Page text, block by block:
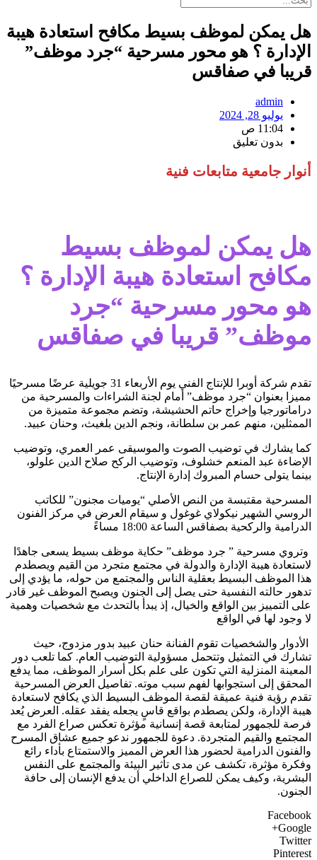
هل يمكن لموظف بسيط مكافح استعادة هيبة
الإدارة ؟ هو محور مسرحية “جرد موظف”
قريبا في صفاقس
admin
يوليو 28, 2024
11:04 ص
بدون تعليق
أنوار جامعية متابعات فنية
هل يمكن لموظف بسيط
مكافح استعادة هيبة الإدارة ؟
هو محور مسرحية “جرد
موظف” قريبا في صفاقس
تقدم شركة أوبرا للإنتاج الفني يوم الأربعاء 31 جويلية عرضًا مسرحيًا
مميزا بعنوان “جرد موظف” أمام لجنة الشراءات والمسرحية من
دراماتورجيا وإخراج حاتم الحشيشة، وتضم مجموعة متميزة من
الممثلين، منهم عمر بن سلطانة، ونجم الدين بلغيث، وحنان عبيد.
كما يشارك في توضيب الصوت والموسيقى عمر العمري، وتوضيب
الإضاءة عبد المنعم خشلوف، وتوضيب الركح صلاح الدين علولو،
بينما يتولى حسام المبروك إدارة الإنتاج.
المسرحية مقتبسة من النص الأصلي “يوميات مجنون” للكاتب
الروسي الشهير نيكولاي غوغول و سيقام العرض في مركز الفنون
الدرامية والركحية بصفاقس الساعة 18:00 مساءً
وتروي مسرحية ” جرد موظف” حكاية موظف بسيط يسعى جاهدًا
لاستعادة هيبة الإدارة والدولة في مجتمع متجرد من القيم ويصطدم
هذا الموظف البسيط بعقلية الناس والمجتمع من حوله، ما يؤدي إلى
تدهور حالته النفسية حتى يصل إلى الجنون ويصبح الموظف غير قادر
على التمييز بين الواقع والخيال، إذ يبدأ بالتحدث مع شخصيات وهمية
لا وجود لها في الواقع
الأدوار والشخصيات تقوم الفنانة حنان عبيد بدور مزدوج، حيث
تشارك في التمثيل وتتحمل مسؤولية التوضيب العام. كما تلعب دور
المعينة المنزلية التي تكون على علم بكل أسرار الموظف، مما يدفع
المحقق إلى استجوابها لفهم سبب موته. تفاصيل العرض المسرحية
تقدم رؤية فنية عميقة لقصة الموظف البسيط الذي يكافح لاستعادة
هيبة الإدارة، ولكن يصطدم بواقع قاسٍ يجعله يفقد عقله. العرض يُعد
فرصة للجمهور لمتابعة قصة إنسانية مؤثرة تعكس صراع الفرد مع
المجتمع والقيم المتجردة. دعوة للجمهور ندعو جميع عشاق المسرح
والفنون الدرامية لحضور هذا العرض المميز والاستمتاع بأداء رائع
وفكرة مؤثرة، تكشف عن مدى تأثير البيئة والمجتمع على النفس
البشرية، وكيف يمكن للصراع الداخلي أن يدفع الإنسان إلى حافة
الجنون.
Facebook
Google+
Twitter
Pinterest